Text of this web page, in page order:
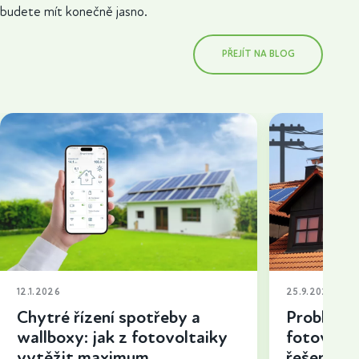
budete mít konečně jasno.
PŘEJÍT NA BLOG
12.1.2026
Chytré řízení spotřeby a
wallboxy: jak z fotovoltaiky
25.9.2025